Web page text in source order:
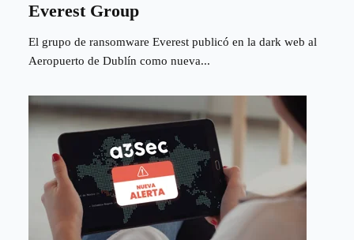
Everest Group
El grupo de ransomware Everest publicó en la dark web al
Aeropuerto de Dublín como nueva...